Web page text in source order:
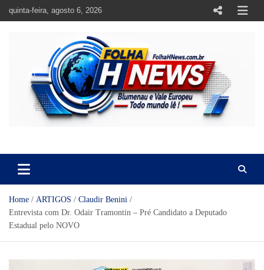
quinta-feira, agosto 6, 2026
Home ARTIGOS
Claudir Benini
Entrevista com Dr. Odair Tramontin – Pré Candidato a Deputado
Estadual pelo NOVO